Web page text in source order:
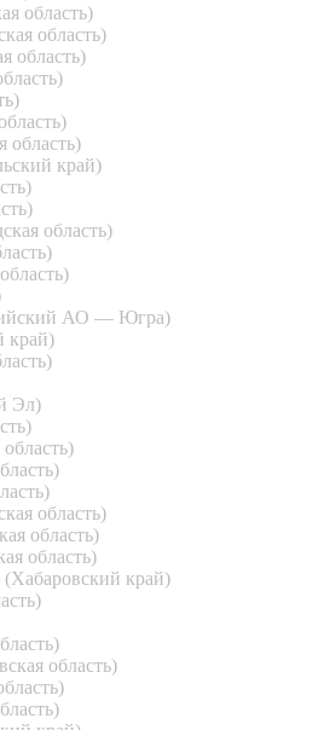
область)
область)
область)
область)
край)
область)
АО — Югра)
край)
Эл)
область)
область)
область)
(Хабаровский край)
область)